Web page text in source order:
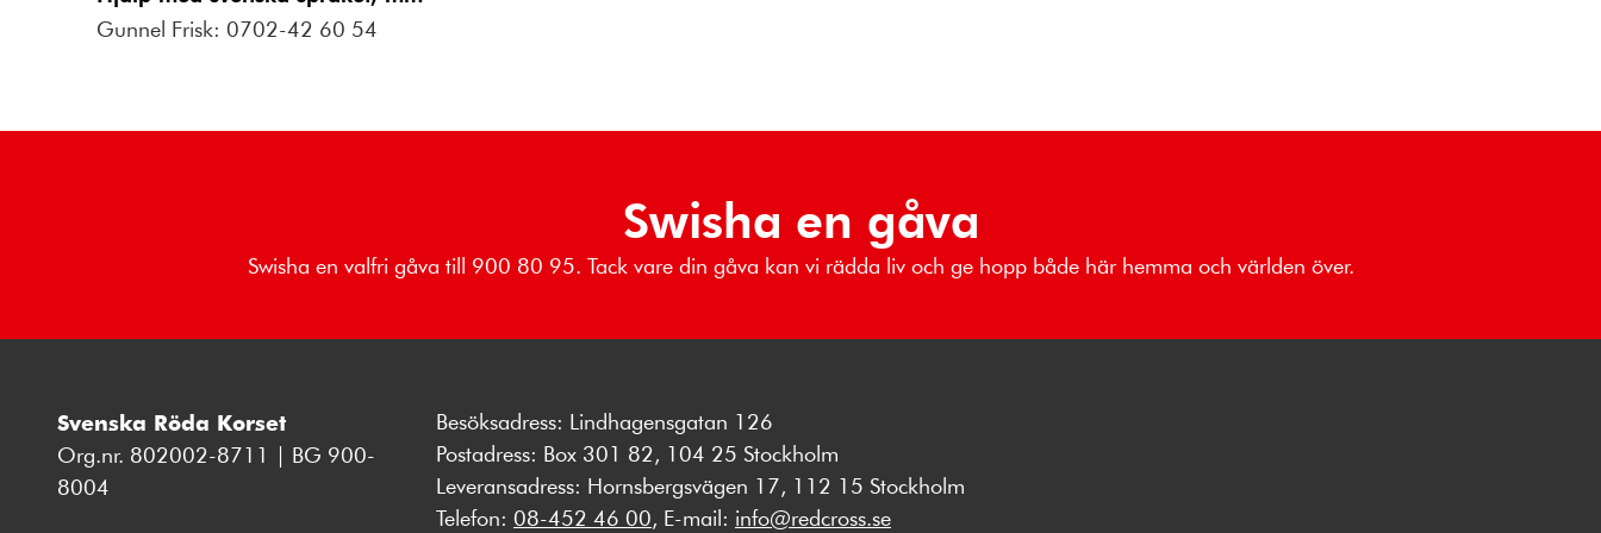
Gunnel Frisk: 0702-42 60 54
Swisha en gåva
Swisha en valfri gåva till 900 80 95. Tack vare din gåva kan vi rädda liv och ge hopp både här hemma och världen över.
Svenska Röda Korset
Org.nr. 802002-8711 | BG 900-
8004
Besöksadress: Lindhagensgatan 126
Postadress: Box 301 82, 104 25 Stockholm
Leveransadress: Hornsbergsvägen 17, 112 15 Stockholm
Telefon: 08-452 46 00, E-mail: info@redcross.se